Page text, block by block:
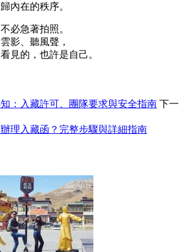
內在的秩序。
必急著拍照。
影、聽風聲，
見的，也許是自己。
：入藏許可、團隊要求與安全指南 下一
理入藏函？完整步驟與詳細指南